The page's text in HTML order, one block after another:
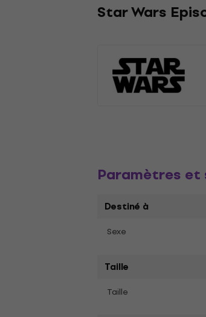
Star Wars
Paramètres
Destiné à
Sexe
Taille
Taille